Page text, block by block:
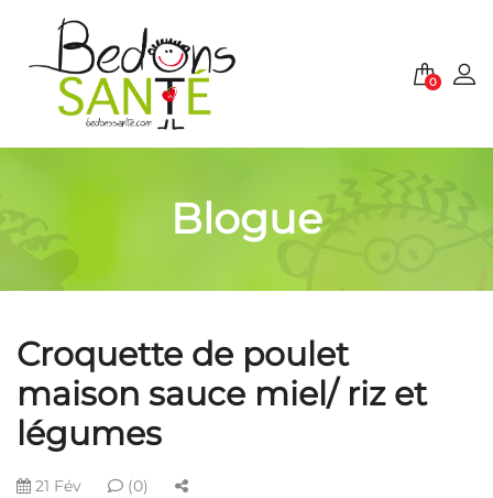
0
Blogue
Croquette de poulet
maison sauce miel/ riz et
légumes
21 Fév (0)